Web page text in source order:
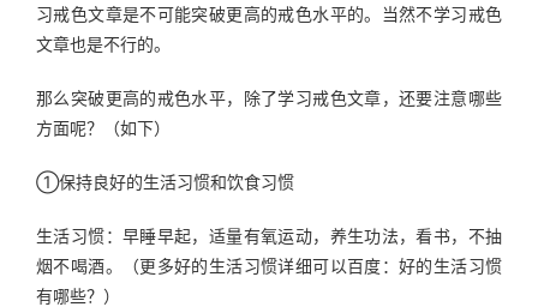
习戒色文章是不可能突破更高的戒色水平的。当然不学习戒色
文章也是不行的。
那么突破更高的戒色水平，除了学习戒色文章，还要注意哪些
方面呢？（如下）
①保持良好的生活习惯和饮食习惯
生活习惯：早睡早起，适量有氧运动，养生功法，看书，不抽
烟不喝酒。（更多好的生活习惯详细可以百度：好的生活习惯
有哪些？）